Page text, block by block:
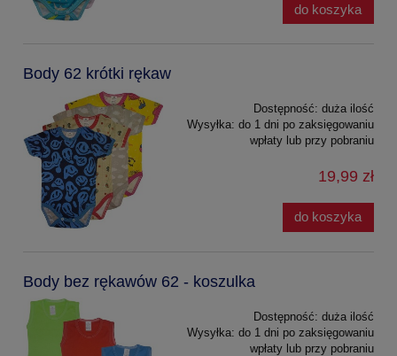
do koszyka
Body 62 krótki rękaw
Dostępność: duża ilość
Wysyłka: do 1 dni po zaksięgowaniu
wpłaty lub przy pobraniu
19,99 zł
do koszyka
Body bez rękawów 62 - koszulka
Dostępność: duża ilość
Wysyłka: do 1 dni po zaksięgowaniu
wpłaty lub przy pobraniu